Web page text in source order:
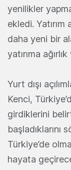
yenilikler
ekledi. Yatırım
daha yeni bir
yatırıma
Yurt dışı
Kenci,
girdiklerini
başladıklarını
Türkiye’de
hayata